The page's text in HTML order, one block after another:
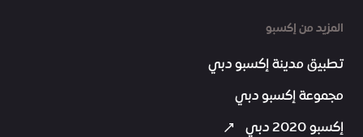
المزيد من إكسبو
تطبيق مدينة إكسبو دبي
مجموعة إكسبو دبي
إكسبو 2020 دبي